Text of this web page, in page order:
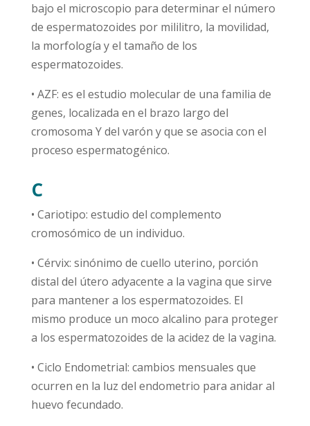
bajo el microscopio para determinar el número
de espermatozoides por mililitro, la movilidad,
la morfología y el tamaño de los
espermatozoides.
• AZF: es el estudio molecular de una familia de
genes, localizada en el brazo largo del
cromosoma Y del varón y que se asocia con el
proceso espermatogénico.
C
• Cariotipo: estudio del complemento
cromosómico de un individuo.
• Cérvix: sinónimo de cuello uterino, porción
distal del útero adyacente a la vagina que sirve
para mantener a los espermatozoides. El
mismo produce un moco alcalino para proteger
a los espermatozoides de la acidez de la vagina.
• Ciclo Endometrial: cambios mensuales que
ocurren en la luz del endometrio para anidar al
huevo fecundado.